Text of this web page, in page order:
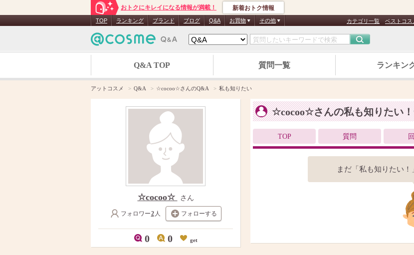
おトクにキレイになる情報が満載！ 新着おトク情報
TOP ランキング ブランド ブログ Q&A お買物 その他 カテゴリ一覧 ベストコス
Q&A TOP 質問一覧 ランキン
アットコスメ Q&A ☆cocoo☆さんのQ&A 私も知りたい
☆cocoo☆さんの私も知りたい
TOP 質問
まだ「私も知りたい
☆cocoo☆ さん
フォロワー2 人 フォローする
0 0 get